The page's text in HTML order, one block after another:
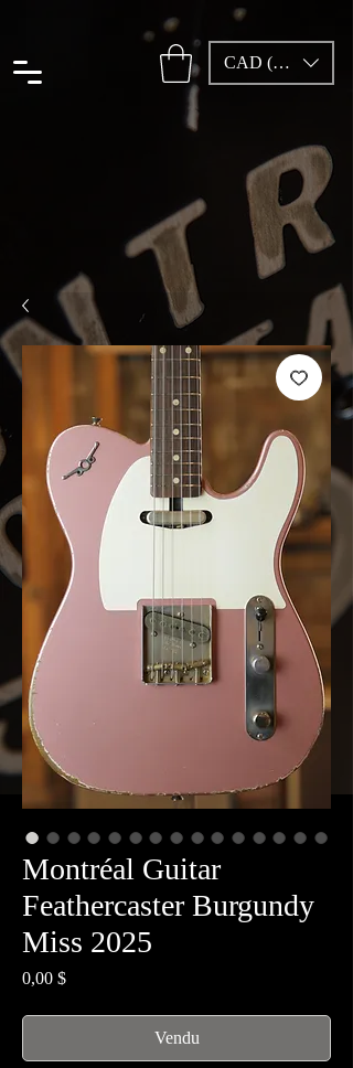
CAD (C$)
Montréal Guitar
Feathercaster Burgundy
Miss 2025
0,00 $Prix
Vendu